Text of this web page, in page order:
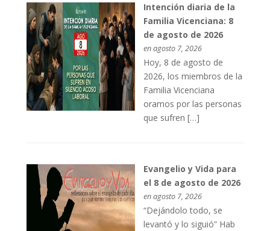
Intención diaria de la
Familia Vicenciana: 8
de agosto de 2026
en agosto 7, 2026
Hoy, 8 de agosto de
2026, los miembros de la
Familia Vicenciana
oramos por las personas
que sufren […]
Evangelio y Vida para
el 8 de agosto de 2026
en agosto 7, 2026
“Dejándolo todo, se
levantó y lo siguió” Hab